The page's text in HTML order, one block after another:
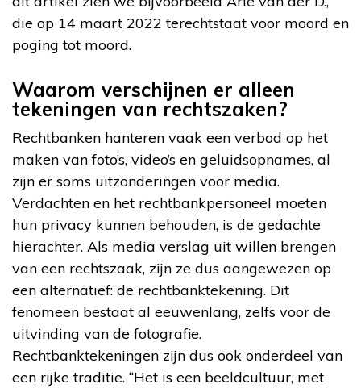
die op 14 maart 2022 terechtstaat voor moord en
poging tot moord.
Waarom verschijnen er alleen
tekeningen van rechtszaken?
Rechtbanken hanteren vaak een verbod op het
maken van foto’s, video’s en geluidsopnames, al
zijn er soms uitzonderingen voor media.
Verdachten en het rechtbankpersoneel moeten
hun privacy kunnen behouden, is de gedachte
hierachter. Als media verslag uit willen brengen
van een rechtszaak, zijn ze dus aangewezen op
een alternatief: de rechtbanktekening. Dit
fenomeen bestaat al eeuwenlang, zelfs voor de
uitvinding van de fotografie.
Rechtbanktekeningen zijn dus ook onderdeel van
een rijke traditie. “Het is een beeldcultuur, met